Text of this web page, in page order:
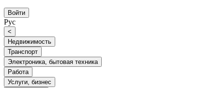
Войти
Рус
<
Недвижимость
Транспорт
Электроника, бытовая техника
Работа
Услуги, бизнес